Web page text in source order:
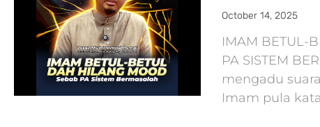
October 14, 2025
IMAM BETUL-
PA SISTEM
mengadu
Imam pula